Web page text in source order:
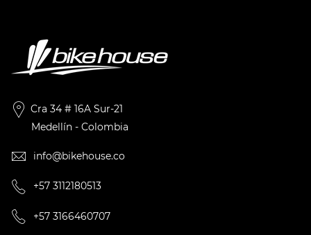
Cra 34 # 16A Sur-21
Medellín - Colombia
info@bikehouse.co
+57 3112180513
+57 3166460707